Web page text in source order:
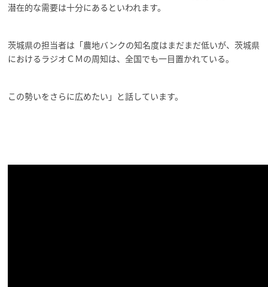
潜在的な需要は十分にあるといわれます。
茨城県の担当者は「農地バンクの知名度はまだまだ低いが、茨城県
におけるラジオＣＭの周知は、全国でも一目置かれている。
この勢いをさらに広めたい」と話しています。